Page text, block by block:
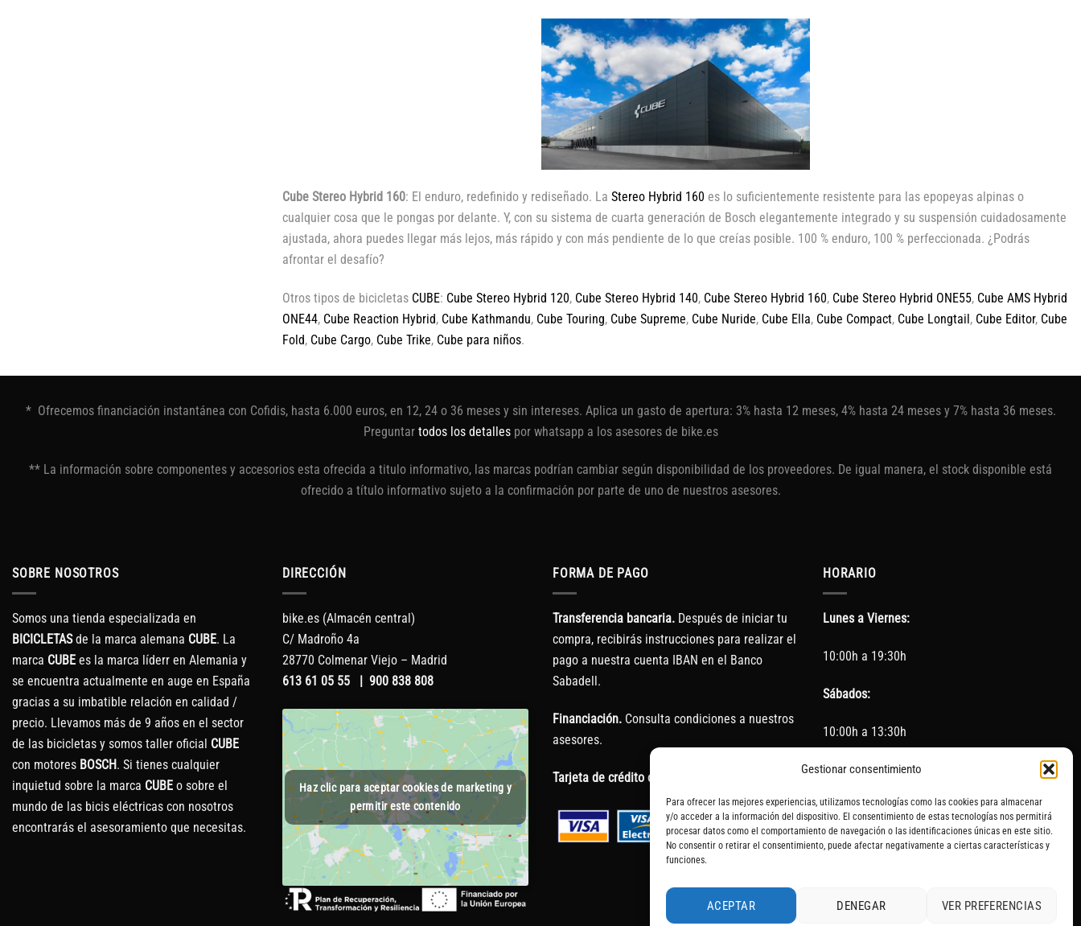
Gestionar consentimiento
Para ofrecer las mejores experiencias, utilizamos tecnologías como las cookies para almacenar
y/o acceder a la información del dispositivo. El consentimiento de estas tecnologías nos permitirá
procesar datos como el comportamiento de navegación o las identificaciones únicas en este sitio.
No consentir o retirar el consentimiento, puede afectar negativamente a ciertas características y
funciones.
ACEPTAR DENEGAR VER PREFERENCIAS
Cube Stereo Hybrid 160: El enduro, redefinido y rediseñado. La Stereo Hybrid 160 es lo suficientemente resistente para las epopeyas alpinas o
cualquier cosa que le pongas por delante. Y, con su sistema de cuarta generación de Bosch elegantemente integrado y su suspensión cuidadosamente
ajustada, ahora puedes llegar más lejos, más rápido y con más pendiente de lo que creías posible. 100 % enduro, 100 % perfeccionada. ¿Podrás
afrontar el desafío?
Otros tipos de bicicletas CUBE: Cube Stereo Hybrid 120, Cube Stereo Hybrid 140, Cube Stereo Hybrid 160, Cube Stereo Hybrid ONE55, Cube AMS Hybrid
ONE44, Cube Reaction Hybrid, Cube Kathmandu, Cube Touring, Cube Supreme, Cube Nuride, Cube Ella, Cube Compact, Cube Longtail, Cube Editor, Cube
Fold, Cube Cargo, Cube Trike, Cube para niños.
* Ofrecemos financiación instantánea con Cofidis, hasta 6.000 euros, en 12, 24 o 36 meses y sin intereses. Aplica un gasto de apertura: 3% hasta 12 meses, 4% hasta 24 meses y 7% hasta 36 meses.
Preguntar todos los detallespor whatsapp a los asesores de bike.es
** La información sobre componentes y accesorios esta ofrecida a titulo informativo, las marcas podrían cambiar según disponibilidad de los proveedores. De igual manera, el stock disponible está
ofrecido a título informativo sujeto a la confirmación por parte de uno de nuestros asesores.
SOBRE NOSOTROS
Somos una tienda especializada en
BICICLETASde la marca alemana CUBE. La
marca CUBE es la marca líderr en Alemania y
se encuentra actualmente en auge en España
gracias a su imbatible relación en calidad /
precio. Llevamos más de 9 años en el sector
de las bicicletas y somos taller oficial CUBE
con motores BOSCH. Si tienes cualquier
inquietud sobre la marca CUBE o sobre el
mundo de las bicis eléctricas con nosotros
encontrarás el asesoramiento que necesitas.
DIRECCIÓN
bike.es (Almacén central)
C/ Madroño 4a
28770 Colmenar Viejo – Madrid
613 61 05 55 | 900 838 808
Haz clic para aceptar cookies de marketing y
permitir este contenido
FORMA DE PAGO
Transferencia bancaria. Después de iniciar tu
compra, recibirás instrucciones para realizar el
pago a nuestra cuenta IBAN en el Banco
Sabadell.
Financiación. Consulta condiciones a nuestros
asesores.
Tarjeta de crédito o débito.
HORARIO
Lunes a Viernes:
10:00h a 19:30h
Sábados:
10:00h a 13:30h
(Cerrado los Sábados en Agosto)
Sin servicio de taller del 15 de Agosto al 5 de
septiembre